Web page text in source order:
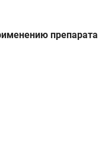
препарата